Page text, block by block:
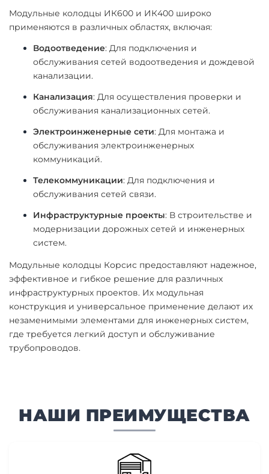
Модульные колодцы ИК600 и ИК400 широко
применяются в различных областях, включая:
Водоотведение: Для подключения и
обслуживания сетей водоотведения и дождевой
канализации.
Канализация: Для осуществления проверки и
обслуживания канализационных сетей.
Электроинженерные сети: Для монтажа и
обслуживания электроинженерных
коммуникаций.
Телекоммуникации: Для подключения и
обслуживания сетей связи.
Инфраструктурные проекты: В строительстве и
модернизации дорожных сетей и инженерных
систем.
Модульные колодцы Корсис предоставляют надежное,
эффективное и гибкое решение для различных
инфраструктурных проектов. Их модульная
конструкция и универсальное применение делают их
незаменимыми элементами для инженерных систем,
где требуется легкий доступ и обслуживание
трубопроводов.
НАШИ ПРЕИМУЩЕСТВА